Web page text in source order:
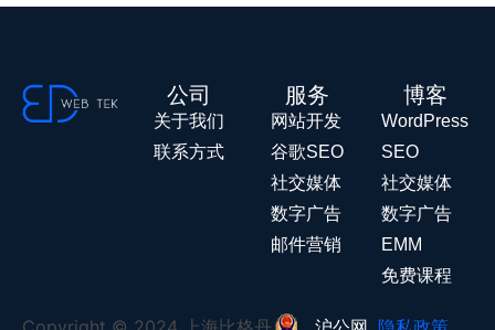
公司
关于我们
联系方式
服务
网站开发
谷歌SEO
社交媒体
数字广告
邮件营销
博客
WordPress
SEO
社交媒体
数字广告
EMM
免费课程